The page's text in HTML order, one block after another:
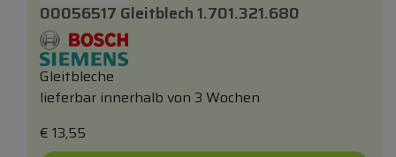
00056517 Gleitblech 1.701.321.680
Gleitbleche
lieferbar innerhalb von 3 Wochen
€ 13,55